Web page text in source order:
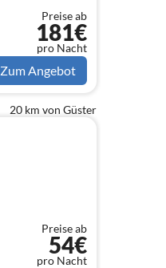
Preise ab
181€
pro Nacht
Zum Angebot
20 km von Güster
Preise ab
54€
pro Nacht